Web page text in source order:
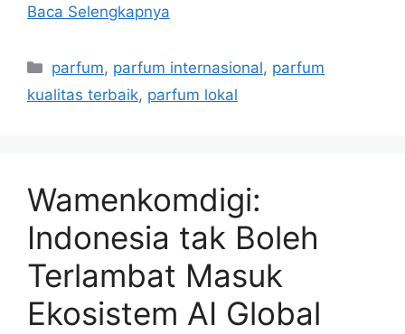
Baca Selengkapnya
Kategori
parfum, parfum internasional, parfum
kualitas terbaik, parfum lokal
Wamenkomdigi:
Indonesia tak Boleh
Terlambat Masuk
Ekosistem AI Global